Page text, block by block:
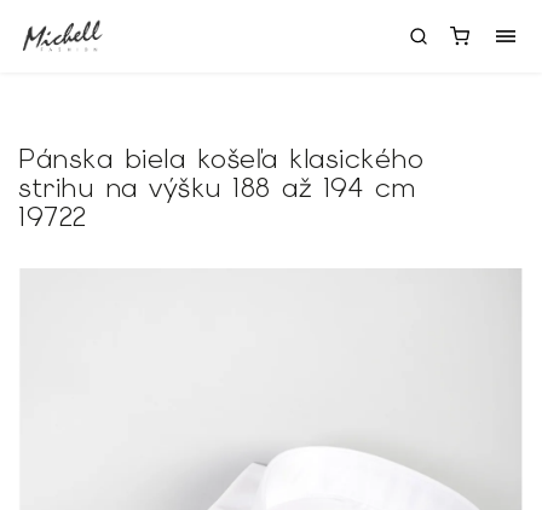
Pánska biela košeľa klasického
strihu na výšku 188 až 194 cm
19722